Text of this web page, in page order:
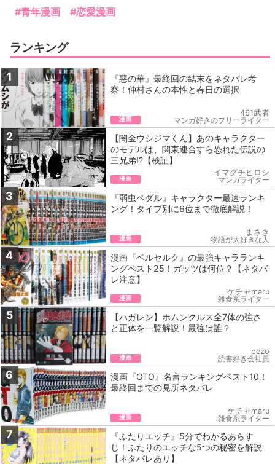
#青年漫画 #恋愛漫画
ランキング
1
『惡の華』最終回の結末をネタバレ考
察！仲村さんの本性と春日の選択
漫画
461武者
マンガ好きのフリーライター
2
【闇金ウシジマくん】あのキャラクター
のモデルは、関東連合すら恐れた伝説の
三兄弟!?【検証】
漫画
イマグチヒロシ
マンガライター
3
『弱虫ペダル』キャラクター最速ランキ
ング！タイプ別に6位まで徹底解説！
漫画
まさき
物語が大好きな人
4
漫画『ベルセルク』の最強キャラランキ
ングベスト25！ガッツは何位？【ネタバ
レ注意】
漫画
ケチャmaru
雑食系ライター
5
【ハガレン】ホムンクルス全7体の強さ
と正体を一覧解説！最強は誰？
漫画
pezo
読書好き会社員
6
漫画『GTO』名言ランキングベスト10！
最終回までの見所ネタバレ
漫画
ケチャmaru
雑食系ライター
7
『ふたりエッチ』5‌分‌で‌わ‌か‌る‌あらす
じ！‌ふたりのエッチな5つの秘密を解説
【ネ‌タ‌バ‌レ‌あ‌り】